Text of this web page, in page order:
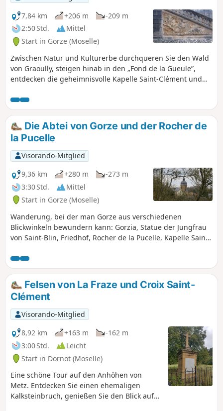
7,84 km
+206 m
-209 m
2:50 Std.
Mittel
Start in Gorze (Moselle)
Zwischen Natur und Kulturerbe durchqueren Sie den Wald
von Graoully, steigen hinab in den „Fond de la Gueule”,
entdecken die geheimnisvolle Kapelle Saint-Clément und
und beenden Ihren Spaziergang in der Benediktinerabtei
von Gorze und ihrem Abteipalast.
Die Abtei von Gorze und der Rocher de
la Pucelle
Visorando-Mitglied
9,36 km
+280 m
-273 m
3:30 Std.
Mittel
Start in Gorze (Moselle)
Wanderung, bei der man Gorze aus verschiedenen
Blickwinkeln bewundern kann: Gorzia, Statue der Jungfrau
von Saint-Blin, Friedhof, Rocher de la Pucelle, Kapelle Saint-
Étienne. Bereits im 1. Jahrhundert wurden die Quellen von
Gorze von den Römern genutzt, um Divodorum (das heutige
Metz) über eine unterirdische Leitung und ein Aquädukt
(eines der längsten Europas) mit Wasser zu versorgen. Die
meisten Quellen von Gorze versorgen die Stadt noch heute.
Felsen von La Fraze und Croix Saint-
Clément
Visorando-Mitglied
8,92 km
+163 m
-162 m
3:00 Std.
Leicht
Start in Dornot (Moselle)
Eine schöne Tour auf den Anhöhen von
Metz. Entdecken Sie einen ehemaligen
Kalksteinbruch, genießen Sie den Blick auf